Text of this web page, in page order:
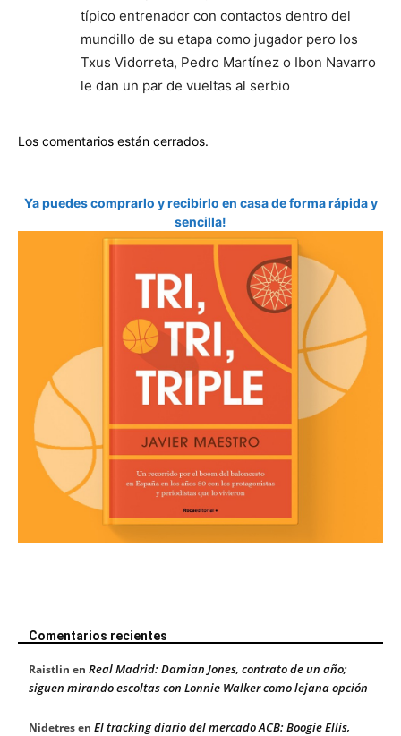
típico entrenador con contactos dentro del
mundillo de su etapa como jugador pero los
Txus Vidorreta, Pedro Martínez o Ibon Navarro
le dan un par de vueltas al serbio
Los comentarios están cerrados.
Ya puedes comprarlo y recibirlo en casa de forma rápida y
sencilla!
Comentarios recientes
Raistlin en Real Madrid: Damian Jones, contrato de un año;
siguen mirando escoltas con Lonnie Walker como lejana opción
Nidetresen El tracking diario del mercado ACB: Boogie Ellis,